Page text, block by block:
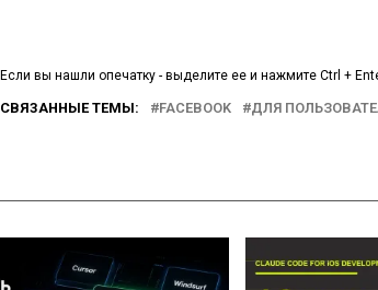
Если вы нашли опечатку - выделите ее и нажмите Ctrl +
СВЯЗАННЫЕ ТЕМЫ: FACEBOOK ДЛЯ